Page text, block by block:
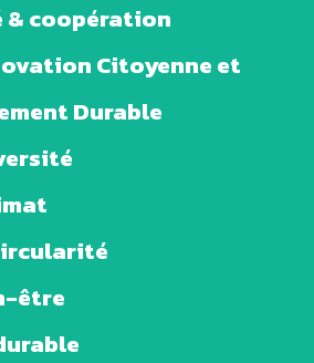
coopération
Citoyenne et
Durable
être